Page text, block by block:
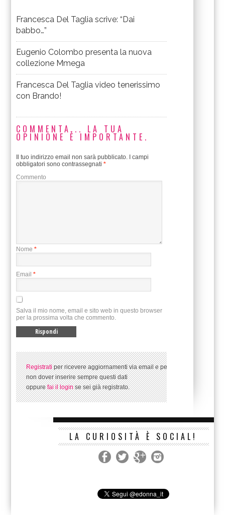
Francesca Del Taglia scrive: “Dai
babbo…”
Eugenio Colombo presenta la nuova
collezione Mmega
Francesca Del Taglia video tenerissimo
con Brando!
COMMENTA... LA TUA
OPINIONE È IMPORTANTE.
Il tuo indirizzo email non sarà pubblicato. I campi
obbligatori sono contrassegnati*
Commento
Nome *
Email *
Salva il mio nome, email e sito web in questo browser
per la prossima volta che commento.
Registratiper ricevere aggiornamenti via email e per
non dover inserire sempre questi dati
oppurefai il loginse sei già registrato.
LA CURIOSITÀ È SOCIAL!